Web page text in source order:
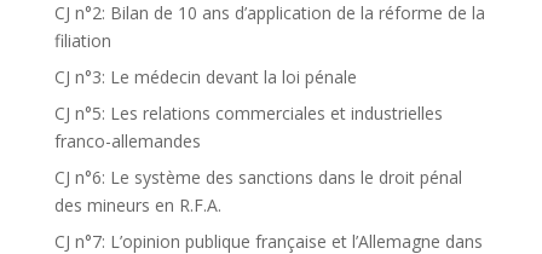
CJ n°2: Bilan de 10 ans d’application de la réforme de la
filiation
CJ n°3: Le médecin devant la loi pénale
CJ n°5: Les relations commerciales et industrielles
franco-allemandes
CJ n°6: Le système des sanctions dans le droit pénal
des mineurs en R.F.A.
CJ n°7: L’opinion publique française et l’Allemagne dans